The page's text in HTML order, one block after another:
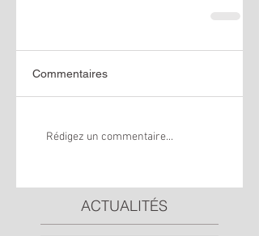
Commentaires
Rédigez un commentaire...
ACTUALITÉS